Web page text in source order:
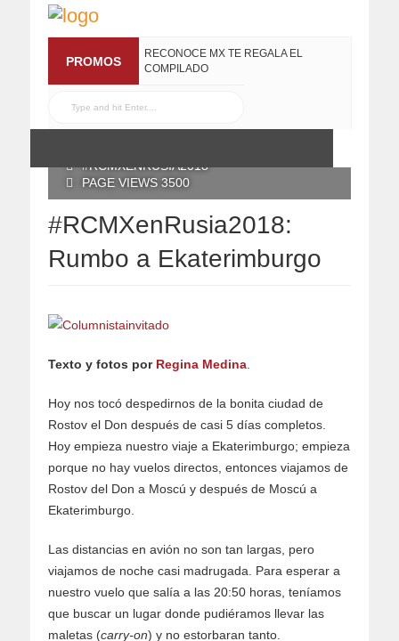
PROMOS
RECONOCE MX TE REGALA EL
COMPILADO
POSTED BY RECONOCE MX
#RCMXENRUSIA2018
PAGE VIEWS 3500
#RCMXenRusia2018:
Rumbo a Ekaterimburgo
Texto y fotos por Regina Medina
Hoy nos tocó despedirnos de la bonita ciudad de
Rostov el Don después de casi 5 días completos.
Hoy empieza nuestro viaje a Ekaterimburgo; empieza
porque no hay vuelos directos, entonces viajamos de
Rostov del Don a Moscú y después de Moscú a
Ekaterimburgo.
Las distancias en avión no son tan largas, pero
viajamos de noche casi madrugada. Para esperar a
nuestro vuelo que salía a las 20:50 horas, teníamos
que buscar un lugar donde pudiéramos llevar las
maletas (carry-on) y no estorbaran tanto.